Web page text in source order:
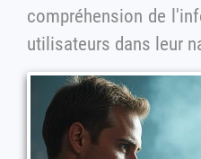
compréhension de
utilisateurs dans leur